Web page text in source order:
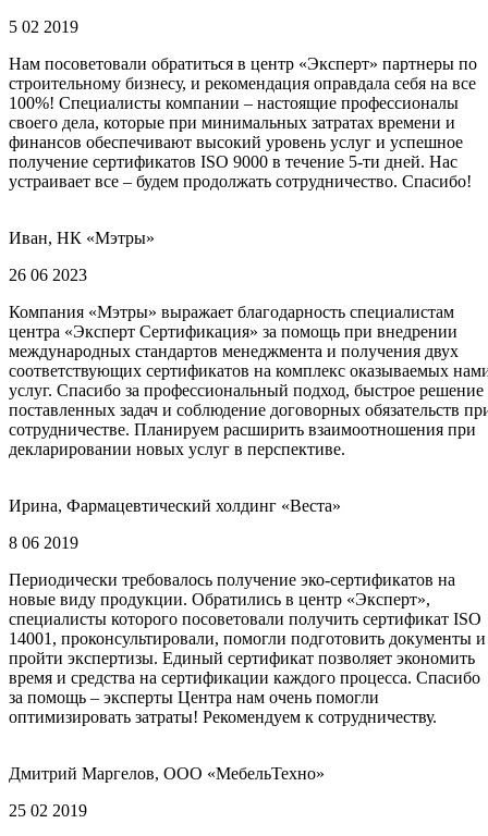
5 02 2019
Нам посоветовали обратиться в центр «Эксперт» партнеры по
строительному бизнесу, и рекомендация оправдала себя на все
100%! Специалисты компании – настоящие профессионалы
своего дела, которые при минимальных затратах времени и
финансов обеспечивают высокий уровень услуг и успешное
получение сертификатов ISO 9000 в течение 5-ти дней. Нас
устраивает все – будем продолжать сотрудничество. Спасибо!
Иван, НК «Мэтры»
26 06 2023
Компания «Мэтры» выражает благодарность специалистам
центра «Эксперт Сертификация» за помощь при внедрении
международных стандартов менеджмента и получения двух
соответствующих сертификатов на комплекс оказываемых
услуг. Спасибо за профессиональный подход, быстрое решение
поставленных задач и соблюдение договорных обязательств
сотрудничестве. Планируем расширить взаимоотношения при
декларировании новых услуг в перспективе.
Ирина, Фармацевтический холдинг «Веста»
8 06 2019
Периодически требовалось получение эко-сертификатов на
новые виду продукции. Обратились в центр «Эксперт»,
специалисты которого посоветовали получить сертификат ISO
14001, проконсультировали, помогли подготовить документы и
пройти экспертизы. Единый сертификат позволяет экономить
время и средства на сертификации каждого процесса. Спасибо
за помощь – эксперты Центра нам очень помогли
оптимизировать затраты! Рекомендуем к сотрудничеству.
Дмитрий Маргелов, ООО «МебельТехно»
25 02 2019